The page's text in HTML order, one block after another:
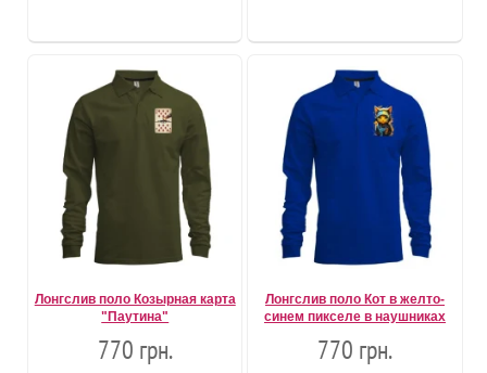
Лонгслив поло Козырная карта
"Паутина"
770 грн.
Лонгслив поло Кот в желто-
синем пикселе в наушниках
770 грн.